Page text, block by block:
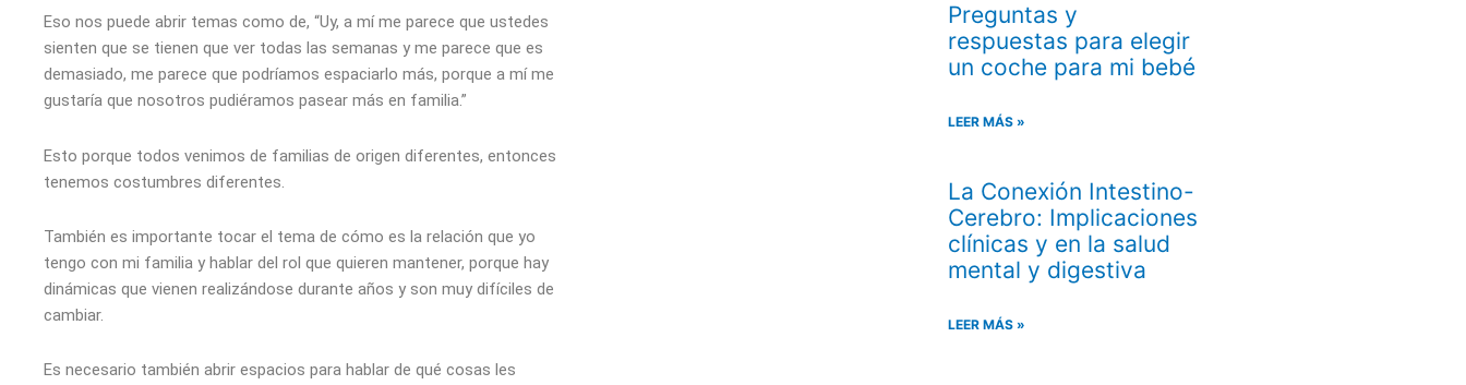
Eso nos puede abrir temas como de, “Uy, a mí me parece que ustedes
sienten que se tienen que ver todas las semanas y me parece que es
demasiado, me parece que podríamos espaciarlo más, porque a mí me
gustaría que nosotros pudiéramos pasear más en familia.”
Esto porque todos venimos de familias de origen diferentes, entonces
tenemos costumbres diferentes.
También es importante tocar el tema de cómo es la relación que yo
tengo con mi familia y hablar del rol que quieren mantener, porque hay
dinámicas que vienen realizándose durante años y son muy difíciles de
cambiar.
Es necesario también abrir espacios para hablar de qué cosas les
Preguntas y
respuestas para elegir
un coche para mi bebé
LEER MÁS »
La Conexión Intestino-
Cerebro: Implicaciones
clínicas y en la salud
mental y digestiva
LEER MÁS »